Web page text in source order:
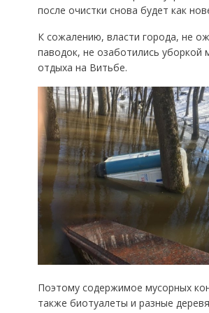
после очистки снова будет как
К сожалению, власти города, не
паводок, не озаботились уборкой
отдыха на Витьбе.
Поэтому содержимое мусорных
также биотуалеты и разные